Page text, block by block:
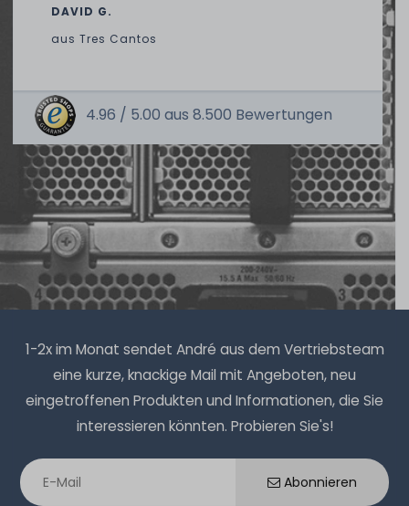
Microsoft Windows Server 2025 Device-CAL (10-Pack
ca. 3-7 Tage*
379,99 € *
Microsoft Windows Server 2025 User-CAL (Single-Pack
Benutzer-CAL Lizenz, OPL Volumenlizenz)
44,99 € *
DAVID G.
aus Tres Cantos
4.96 / 5.00 aus 8.500 Bewertungen
1-2x im Monat sendet André aus dem Vertriebsteam
eine kurze, knackige Mail mit Angeboten, neu
eingetroffenen Produkten und Informationen, die Sie
interessieren könnten. Probieren Sie's!
Abonnieren